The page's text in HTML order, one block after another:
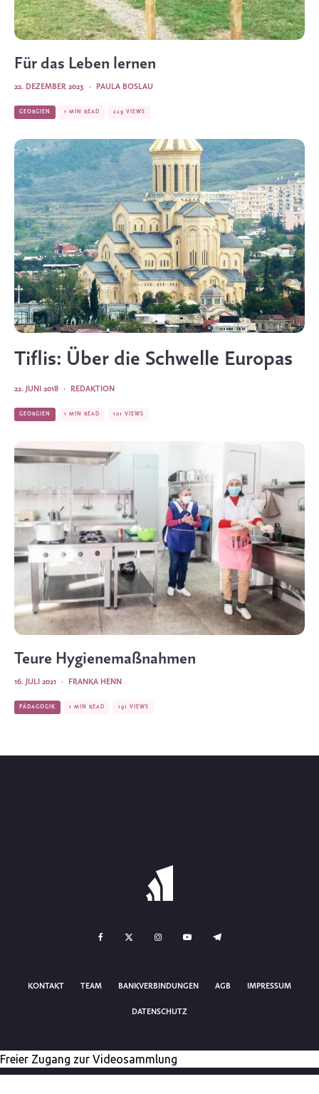
Für das Leben lernen
PAULA BOSLAU
·
22. DEZEMBER 2023
GEORGIEN 1 MIN READ 229 VIEWS
Tiflis: Über die Schwelle Europas
REDAKTION
·
22. JUNI 2018
GEORGIEN 1 MIN READ 101 VIEWS
Teure Hygienemaßnahmen
FRANKA HENN
·
16. JULI 2021
PÄDAGOGIK 1 MIN READ 191 VIEWS
KONTAKT TEAM BANKVERBINDUNGEN AGB IMPRESSUM
DATENSCHUTZ